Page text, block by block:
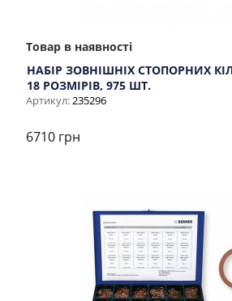
Товар в наявності
НАБІР ЗОВНІШНІХ СТОПОРНИХ
18 РОЗМІРІВ, 975 ШТ.
Артикул:235296
6710 грн